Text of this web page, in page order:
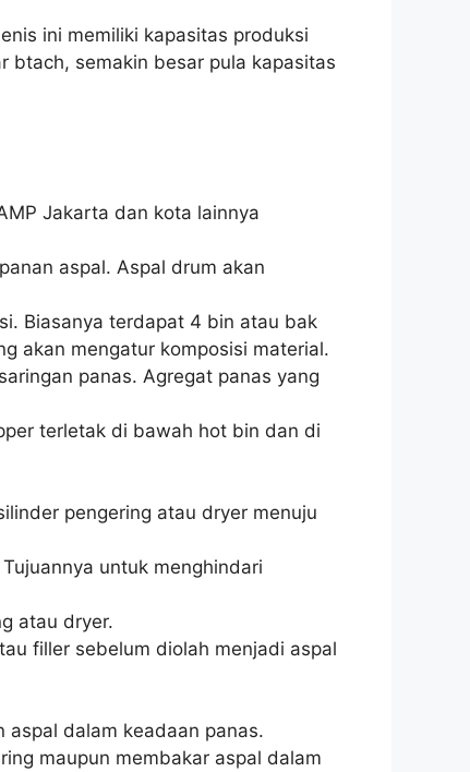
ini memiliki kapasitas produksi
btach, semakin besar pula kapasitas
Jakarta dan kota lainnya
aspal. Aspal drum akan
Biasanya terdapat 4 bin atau bak
akan mengatur komposisi material.
panas. Agregat panas yang
terletak di bawah hot bin dan di
pengering atau dryer menuju
untuk menghindari
atau dryer.
filler sebelum diolah menjadi aspal
dalam keadaan panas.
maupun membakar aspal dalam